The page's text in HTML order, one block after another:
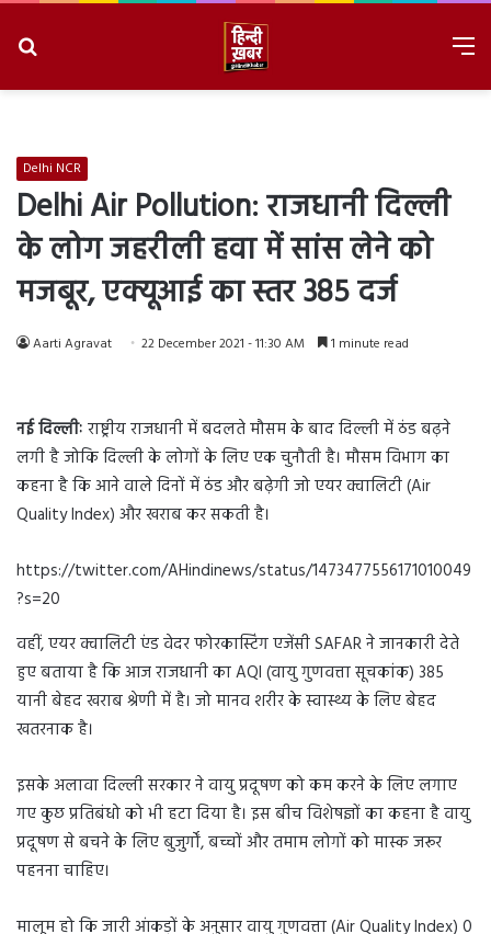
Delhi NCR
Delhi Air Pollution: राजधानी दिल्ली
के लोग जहरीली हवा में सांस लेने को
मजबूर, एक्यूआई का स्तर 385 दर्ज
Aarti Agravat 22 December 2021 - 11:30 AM 1 minute read
नई दिल्लीः राष्ट्रीय राजधानी में बदलते मौसम के बाद दिल्ली में ठंड बढ़ने
लगी है जोकि दिल्ली के लोगों के लिए एक चुनौती है। मौसम विभाग का
कहना है कि आने वाले दिनों में ठंड और बढ़ेगी जो एयर क्वालिटी (Air
Quality Index) और खराब कर सकती है।
https://twitter.com/AHindinews/status/1473477556171010049
?s=20
वहीं, एयर क्वालिटी एंड वेदर फोरकास्टिंग एजेंसी SAFAR ने जानकारी देते
हुए बताया है कि आज राजधानी का AQI (वायु गुणवत्ता सूचकांक) 385
यानी बेहद खराब श्रेणी में है। जो मानव शरीर के स्वास्थ्य के लिए बेहद
खतरनाक है।
इसके अलावा दिल्ली सरकार ने वायु प्रदूषण को कम करने के लिए लगाए
गए कुछ प्रतिबंधो को भी हटा दिया है। इस बीच विशेषज्ञों का कहना है वायु
प्रदूषण से बचने के लिए बुजुर्गों, बच्चों और तमाम लोगों को मास्क जरूर
पहनना चाहिए।
मालूम हो कि जारी आंकड़ों के अनुसार वायु गुणवत्ता (Air Quality Index) 0